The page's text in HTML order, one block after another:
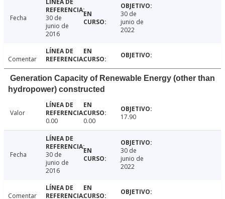
Fecha
30 de
junio de
2016
30 de
junio de
2022
Comentar
Generation Capacity of Renewable Energy (other than
hydropower) constructed
Valor
0.00
0.00 17.90
Fecha
30 de
junio de
2016
30 de
junio de
2022
Comentar